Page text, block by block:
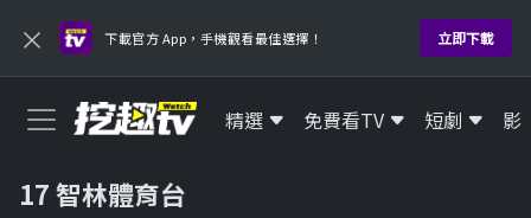
× 下載官方 App，手機觀看最佳選擇！ 立即下載
精選 免費看TV 短劇 影
17 智林體育台
HD